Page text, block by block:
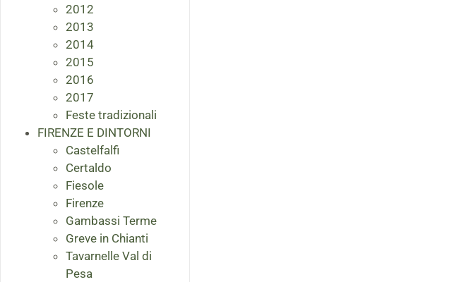
2012
2013
2014
2015
2016
2017
Feste tradizionali
FIRENZE E DINTORNI
Castelfalfi
Certaldo
Fiesole
Firenze
Gambassi Terme
Greve in Chianti
Tavarnelle Val di
Pesa